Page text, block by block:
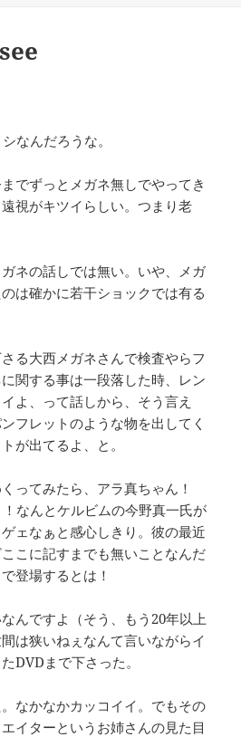
ー
なんだろうな。
でずっとメガネ無しでやってき
視がキツイらしい。つまり老
ネの話しでは無い。いや、メガ
は確かに若干ショックでは有る
る大西メガネさんで検査やらフ
関する事は一段落した時、レン
よ、って話しから、そう言え
フレットのような物を出してく
が出てるよ、と。
ってみたら、アラ真ちゃん！
なんとケルビムの今野真一氏が
ェなぁと感心しきり。彼の最近
こに記すまでも無いことなんだ
登場するとは！
んですよ（そう、もう20年以上
は狭いねぇなんて言いながらイ
DVDまで下さった。
なかなかカッコイイ。でもその
イターというお姉さんの見た目